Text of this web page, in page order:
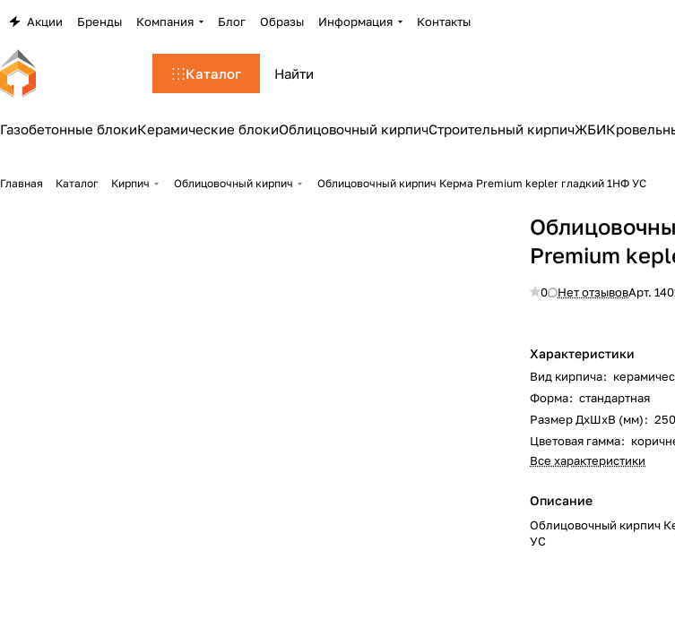
Акции Бренды Компания Блог Образы Информация Контакты
Каталог
Газобетонные блокиКерамические блокиОблицовочный кирпичСтроительный кирпичЖБИ
Главная Каталог Кирпич Облицовочный кирпич Облицовочный кирпич Керма Premium kepler гладкий 1НФ УС
Premium
0 Нет отзывовАрт.
Характеристики
Вид кирпича:
Форма: стандартная
Размер ДхШхВ (мм):
Цветовая гамма:
Все характеристики
Описание
Облицовочный кирпич
УС